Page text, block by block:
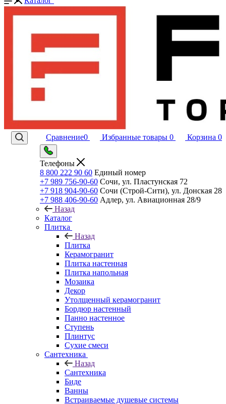
Сравнение0 Избранные товары 0 Корзина 0
Телефоны
8 800 222 90 60 Единый номер
+7 989 756-90-60 Сочи, ул. Пластунская 72
+7 918 904-90-60 Сочи (Строй-Сити), ул. Донская 28
+7 988 406-90-60 Адлер, ул. Авиационная 28/9
Назад
Каталог
Плитка
Назад
Плитка
Керамогранит
Плитка настенная
Плитка напольная
Мозаика
Декор
Утолщенный керамогранит
Бордюр настенный
Панно настенное
Ступень
Плинтус
Сухие смеси
Сантехника
Назад
Сантехника
Биде
Ванны
Встраиваемые душевые системы